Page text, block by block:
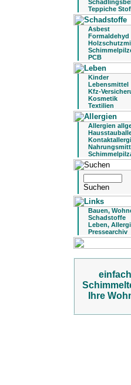
Teppiche
Asbest
Formaldehyd
PCB
Kinder
Lebensmittel
Kfz-
Kosmetik
Textilien
Allergien
Bauen,
Schadstoffe
Leben,
Pressearchiv
Ihre